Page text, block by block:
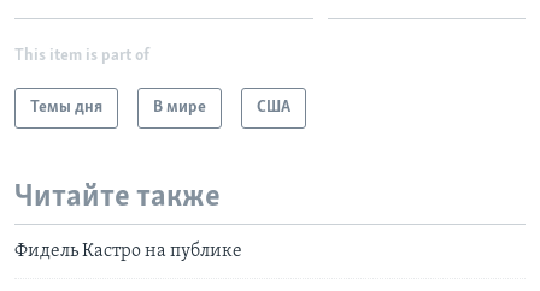
This item is part of
Темы дня В мире США
Читайте также
Фидель Кастро на публике